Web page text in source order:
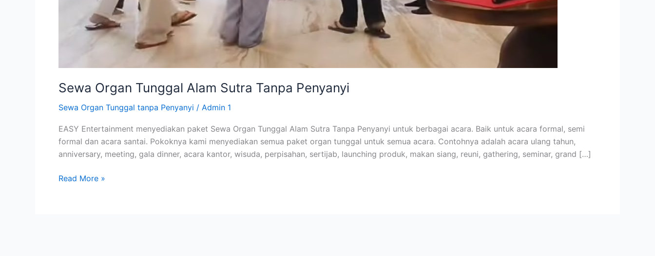
Sewa Organ Tunggal Alam Sutra Tanpa Penyanyi
Sewa Organ Tunggal tanpa Penyanyi / Admin 1
EASY Entertainment menyediakan paket Sewa Organ Tunggal Alam Sutra Tanpa Penyanyi untuk berbagai acara. Baik untuk acara formal, semi
formal dan acara santai. Pokoknya kami menyediakan semua paket organ tunggal untuk semua acara. Contohnya adalah acara ulang tahun,
anniversary, meeting, gala dinner, acara kantor, wisuda, perpisahan, sertijab, launching produk, makan siang, reuni, gathering, seminar, grand […]
Read More »